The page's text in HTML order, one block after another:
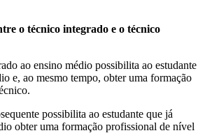
o técnico integrado e o técnico
ao ensino médio possibilita ao estudante
e, ao mesmo tempo, obter uma formação
possibilita ao estudante que já
obter uma formação profissional de nível